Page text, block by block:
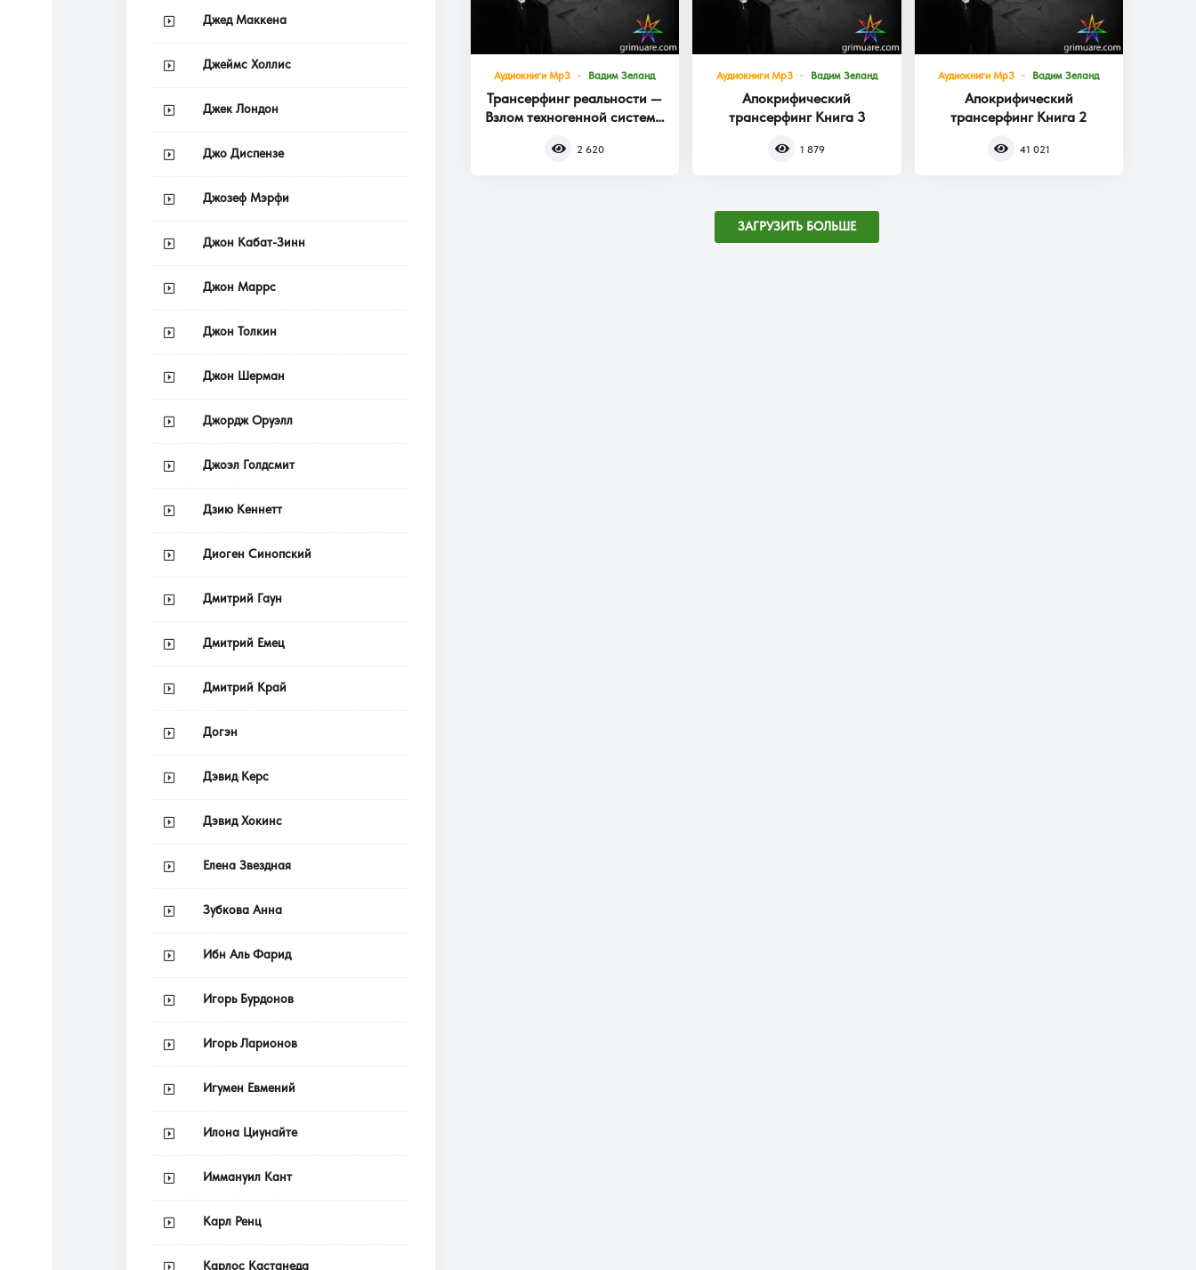
Аудиокниги Mp3 Вадим Зеланд
Трансерфинг реальности —
Взлом техногенной системы
2 620
Аудиокниги Mp3 Вадим Зеланд
Апокрифический
трансерфинг Книга 3
1 879
Аудиокниги Mp3 Вадим Зеланд
Апокрифический
трансерфинг Книга 2
41 021
ЗАГРУЗИТЬ БОЛЬШЕ
Джед Маккена
Джеймс Холлис
Джек Лондон
Джо Диспензе
Джозеф Мэрфи
Джон Кабат-Зинн
Джон Маррс
Джон Толкин
Джон Шерман
Джордж Оруэлл
Джоэл Голдсмит
Дзию Кеннетт
Диоген Синопский
Дмитрий Гаун
Дмитрий Емец
Дмитрий Край
Догэн
Дэвид Керс
Дэвид Хокинс
Елена Звездная
Зубкова Анна
Ибн Аль Фарид
Игорь Бурдонов
Игорь Ларионов
Игумен Евмений
Илона Циунайте
Иммануил Кант
Карл Ренц
Карлос Кастанеда